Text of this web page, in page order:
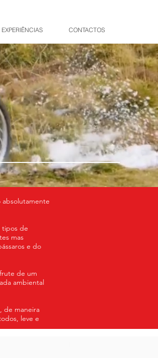
EXPERIÊNCIAS CONTACTOS
tipos de
mas
e do
de um
ambiental
de maneira
leve e